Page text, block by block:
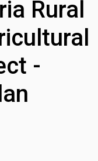
Rural
-